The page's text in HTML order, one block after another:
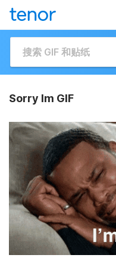
Sorry Im GIF